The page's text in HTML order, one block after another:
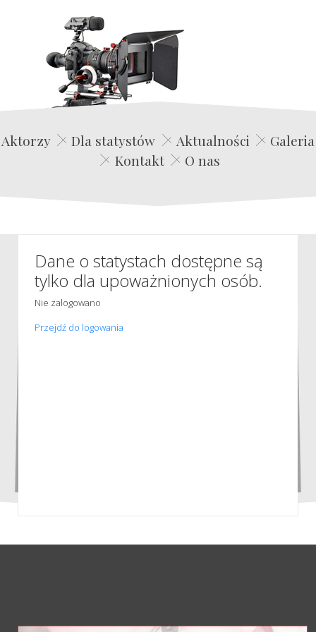
Edwin Film Agencja Aktorska
Aktorzy Dla statystów Aktualności
Galeria
Kontakt
O nas
Dane o statystach dostępne są
tylko dla upoważnionych osób.
Nie zalogowano
Przejdź do logowania